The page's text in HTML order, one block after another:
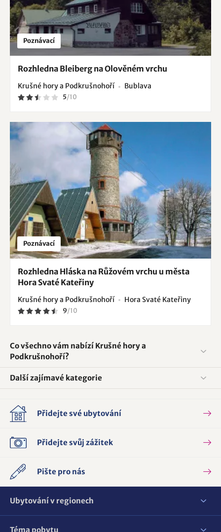
Poznávací
Rozhledna Bleiberg na Olověném vrchu
Krušné hory a Podkrušnohoří Bublava
5/10
Poznávací
Rozhledna Hláska na Růžovém vrchu u města
Hora Svaté Kateřiny
Krušné hory a Podkrušnohoří Hora Svaté Kateřiny
9/10
Co všechno vám nabízí Krušné hory a
Podkrušnohoří?
Další zajímavé kategorie
Přidejte své ubytování
Přidejte svůj zážitek
Pište pro nás
Ubytování v regionech
Téma pobytu